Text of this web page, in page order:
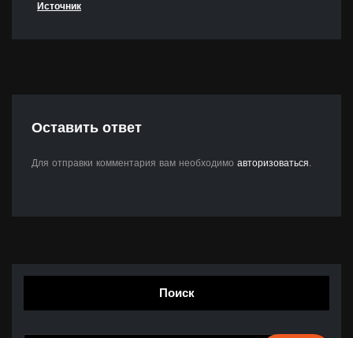
Источник
Оставить ответ
Для отправки комментария вам необходимо авторизоваться.
Поиск